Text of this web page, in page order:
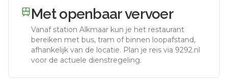
Met openbaar vervoer
Vanaf station Alkmaar kun je het restaurant
bereiken met bus, tram of binnen loopafstand,
afhankelijk van de locatie. Plan je reis via 9292.nl
voor de actuele dienstregeling.